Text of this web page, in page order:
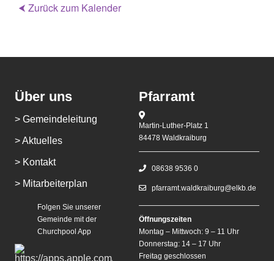
⮜ Zurück zum Kalender
Über uns
> Gemeindeleitung
> Aktuelles
> Kontakt
> Mitarbeiterplan
Folgen Sie unserer
Gemeinde mit der
Churchpool App
Pfarramt
Martin-Luther-Platz 1
84478 Waldkraiburg
08638 9536 0
pfarramt.waldkraiburg@elkb.de
Öffnungszeiten
Montag – Mittwoch: 9 – 11 Uhr
Donnerstag: 14 – 17 Uhr
Freitag geschlossen